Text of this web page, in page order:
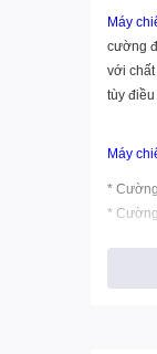
Máy
cường
với
tùy
Máy
*
*
* Bóng